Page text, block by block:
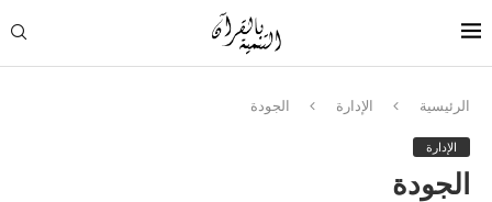
الرئيسية الإدارة الجودة
الإدارة
الجودة